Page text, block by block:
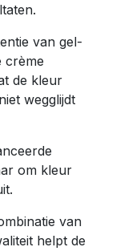
van gel-
crème
de kleur
wegglijdt
om kleur
van
helpt de